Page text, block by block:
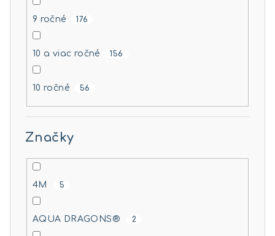
Značky
4M 5
AQUA DRAGONS® 2
9 ročné 176
10 a viac ročné 156
10 ročné 56